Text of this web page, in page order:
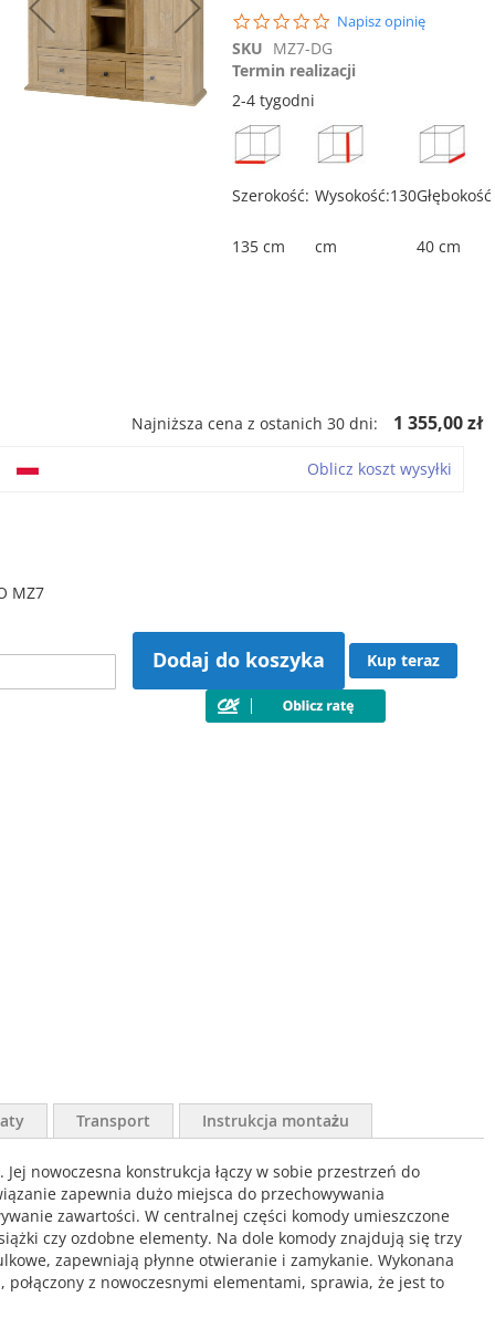
0.0
star
rating
Napisz opinię
SKU MZ7-DG
Termin realizacji
2-4 tygodni
Szerokość:
135 cm
Wysokość:130
cm
Głębokość
40 cm
Najniższa cena z ostanich 30 dni: 1 355,00 zł
Oblicz koszt wysyłki
MZ7
Dodaj do koszyka Kup teraz
Dodaj do koszyka
Dodaj do koszyka
Porównaj
Witryna MEZO MZ4
Dodaj do koszyka Porównaj
nowoczesna konstrukcja łączy w sobie przestrzeń do
zapewnia dużo miejsca do przechowywania
zawartości. W centralnej części komody umieszczone
czy ozdobne elementy. Na dole komody znajdują się trzy
zapewniają płynne otwieranie i zamykanie. Wykonana
z nowoczesnymi elementami, sprawia, że jest to
Transport Instrukcja montażu